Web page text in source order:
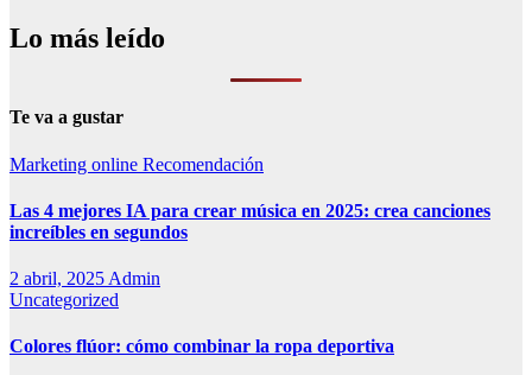
Lo más leído
Te va a gustar
Marketing online Recomendación
Las 4 mejores IA para crear música en 2025: crea canciones
increíbles en segundos
2 abril, 2025 Admin
Uncategorized
Colores flúor: cómo combinar la ropa deportiva